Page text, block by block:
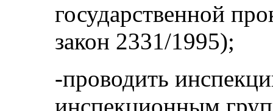
государственной
закон 2331/1995);
-проводить